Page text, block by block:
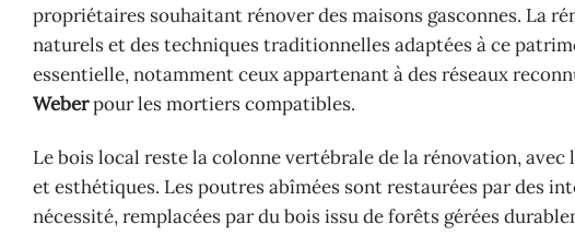
propriétaires souhaitant rénover des maisons gasconnes. La
naturels et des techniques traditionnelles adaptées à ce
essentielle, notamment ceux appartenant à des réseaux
Weberpour les mortiers compatibles.
Le bois local reste la colonne vertébrale de la rénovation,
et esthétiques. Les poutres abîmées sont restaurées par des
nécessité, remplacées par du bois issu de forêts gérées